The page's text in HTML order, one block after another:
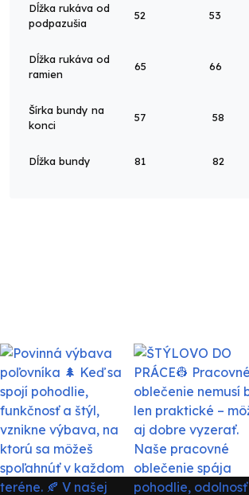
Dĺžka rukáva od
podpazušia
52 53
Dĺžka rukáva od
ramien
65 66
Šírka bundy na
konci
57 58
Dĺžka bundy 81 82